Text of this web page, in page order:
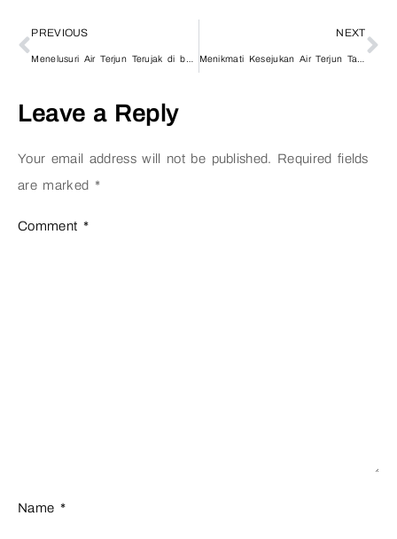
PREVIOUS
Menelusuri Air Terjun Terujak di belantara hutan Aceh Timur
NEXT
Menikmati Kesejukan Air Terjun Tangse
Leave a Reply
Your email address will not be published. Required fields
are marked *
Comment *
Name *